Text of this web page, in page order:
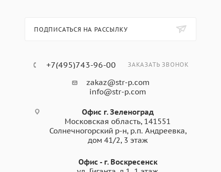
ПОДПИСАТЬСЯ НА РАССЫЛКУ
+7(495)743-96-00 ЗАКАЗАТЬ ЗВОНОК
zakaz@str-p.com
info@str-p.com
Офис г. Зеленоград
Московская область, 141551
Солнечногорский р-н, р.п. Андреевка,
дом 41/2, 3 этаж
Офис - г. Воскресенск